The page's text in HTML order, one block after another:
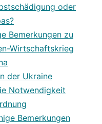
oder
Bemerkungen zu
Wirtschaftskrieg
der Ukraine
Notwendigkeit
Bemerkungen